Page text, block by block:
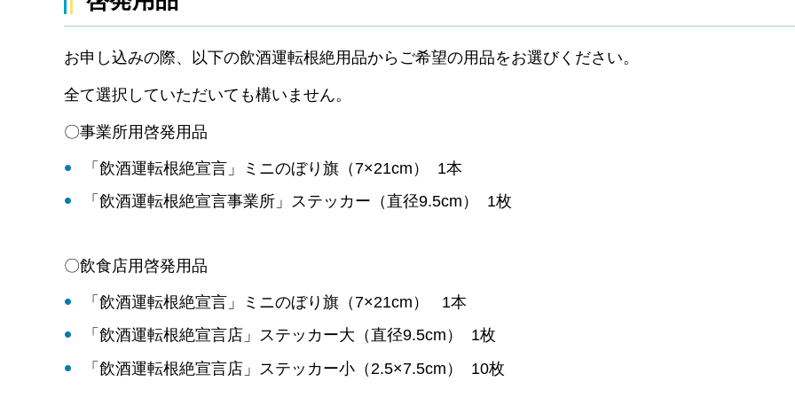
お申し込みの際、以下の飲酒運転根絶用品からご希望の用品をお選びください。
全て選択していただいても構いません。
〇事業所用啓発用品
「飲酒運転根絶宣言」ミニのぼり旗（7×21cm） 1本
「飲酒運転根絶宣言事業所」ステッカー（直径9.5cm） 1枚
〇飲食店用啓発用品
「飲酒運転根絶宣言」ミニのぼり旗（7×21cm） 1本
「飲酒運転根絶宣言店」ステッカー大（直径9.5cm） 1枚
「飲酒運転根絶宣言店」ステッカー小（2.5×7.5cm） 10枚